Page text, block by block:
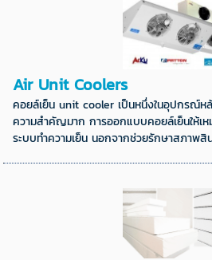
Air Unit Coolers
คอยล์เย็น unit cooler เป็นหนึ่งในอุปกรณ์ห
ความสำคัญมาก การออกแบบคอยล์เย็นให้เ
ระบบทำความเย็น นอกจากช่วยรักษาสภาพสิน